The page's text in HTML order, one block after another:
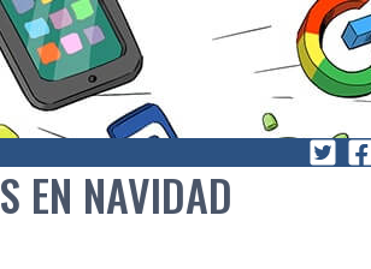
EN NAVIDAD